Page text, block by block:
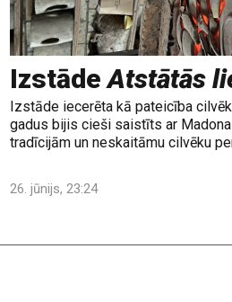
IzstādeAtstātās
Izstāde iecerēta kā pateicība
gadus bijis cieši saistīts ar
tradīcijām un neskaitāmu cilvēku
26. jūnijs, 23:24